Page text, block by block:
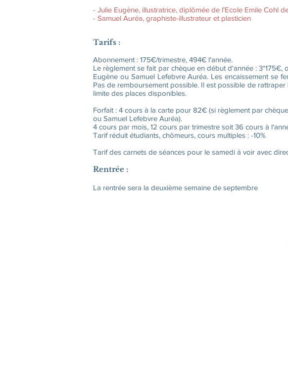
- Julie Eugène, illustratrice, diplômée de l'Ecole Emile Cohl
- Samuel Auréa, graphiste-illustrateur et plasticien
Tarifs :
Abonnement : 175€/trimestre, 494€ l'année.
Le règlement se fait par chèque en début d'année : 3*175€,
Eugène ou Samuel Lefebvre Auréa. Les encaissement se
Pas de remboursement possible. Il est possible de rattraper
limite des places disponibles.
Forfait : 4 cours à la carte pour 82€ (si règlement par
ou Samuel Lefebvre Auréa).
4 cours par mois, 12 cours par trimestre soit 36 cours à
Tarif réduit étudiants, chômeurs, cours multiples : -10%
Tarif des carnets de séances pour le samedi à voir avec
Rentrée :
La rentrée sera la deuxième semaine de septembre